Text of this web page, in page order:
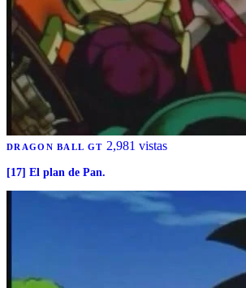
DRAGON BALL GT 2,981 vistas
[17] El plan de Pan.